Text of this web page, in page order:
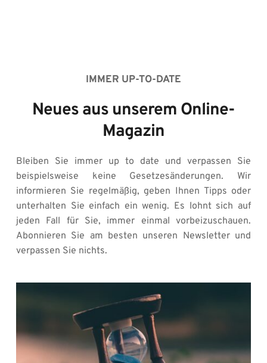
IMMER UP-TO-DATE
Neues aus unserem Online-
Magazin
Bleiben Sie immer up to date und verpassen Sie
beispielsweise keine Gesetzesänderungen. Wir
informieren Sie regelmäßig, geben Ihnen Tipps oder
unterhalten Sie einfach ein wenig. Es lohnt sich auf
jeden Fall für Sie, immer einmal vorbeizuschauen.
Abonnieren Sie am besten unseren Newsletter und
verpassen Sie nichts.